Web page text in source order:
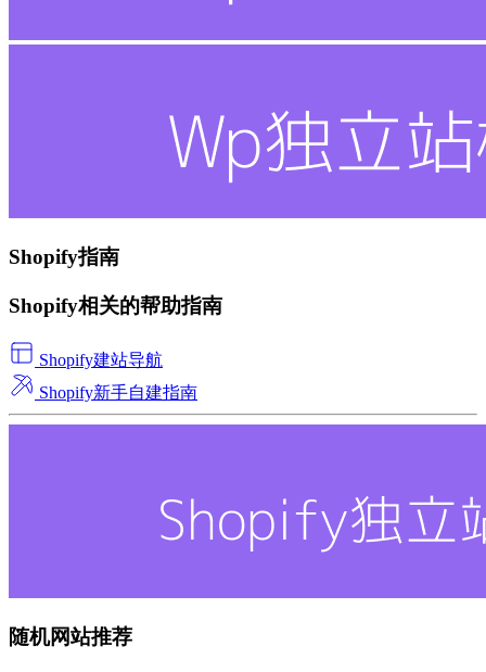
Shopify指南
Shopify相关的帮助指南
Shopify建站导航
Shopify新手自建指南
随机网站推荐